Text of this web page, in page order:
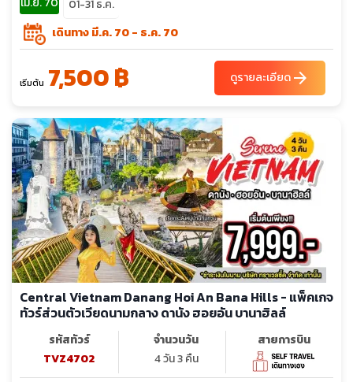
01-31 ธ.ค.
เดินทาง มี.ค. 70 - ธ.ค. 70
เริ่มต้น 7,500 ฿ ดูรายละเอียดarrow_forward
Central Vietnam Danang Hoi An Bana Hills - แพ็คเกจ
ทัวร์ส่วนตัวเวียดนามกลาง ดานัง ฮอยอัน บานาฮิลล์
รหัสทัวร์
TVZ4702
จำนวนวัน
4 วัน 3 คืน
สายการบิน